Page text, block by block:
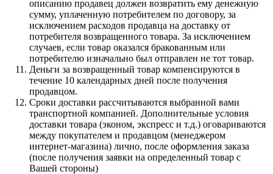
описанию продавец должен возвратить ему денежную
сумму, уплаченную потребителем по договору, за
исключением расходов продавца на доставку от
потребителя возвращенного товара. За исключением
случаев, если товар оказался бракованным или
потребителю изначально был отправлен не тот товар.
Деньги за возвращенный товар компенсируются в
течение 10 календарных дней после получения
продавцом.
Сроки доставки рассчитываются выбранной вами
транспортной компанией. Дополнительные условия
доставки товара (эконом, экспресс и т.д.) оговариваются
между покупателем и продавцом (менеджером
интернет-магазина) лично, после оформления заказа
(после получения заявки на определенный товар с
Вашей стороны)